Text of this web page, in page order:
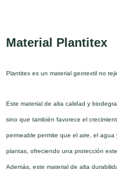
Material Plantitex
Plantitex es un material geotextil no
Este material de alta calidad y
sino que también favorece el
permeable permite que el aire, el
plantas, ofreciendo una protección
Además, este material de alta